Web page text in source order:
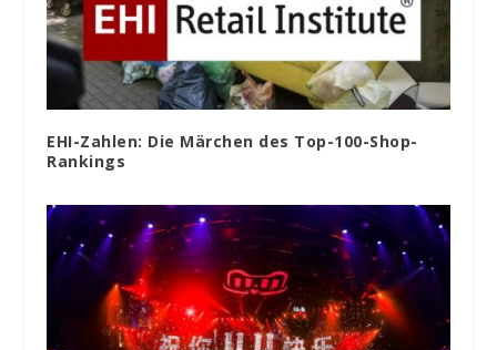
EHI-Zahlen: Die Märchen des Top-100-Shop-
Rankings